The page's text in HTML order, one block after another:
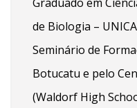
de Biologia –
Seminário de
Botucatu e pelo
(Waldorf High